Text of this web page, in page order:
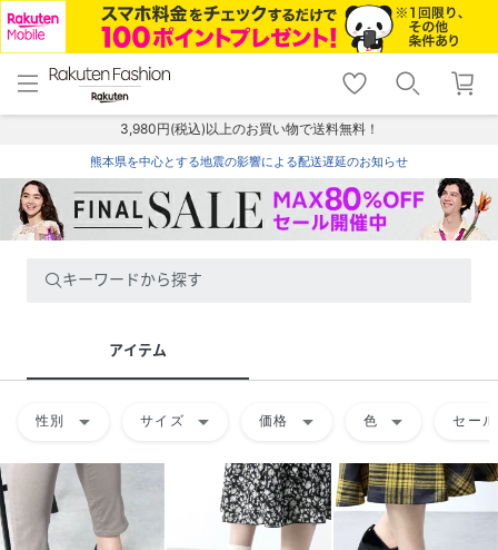
menu home
トップ
shopping_cart lock_outline
ログイン
3,980円(税込)以上のお買い物で送料無料！
熊本県を中心とする地震の影響による配送遅延のお知らせ
キーワードから探す
アイテム
性別 arrow_drop_down サイズ arrow_drop_down 価格 arrow_drop_down 色 arrow_drop_down セール